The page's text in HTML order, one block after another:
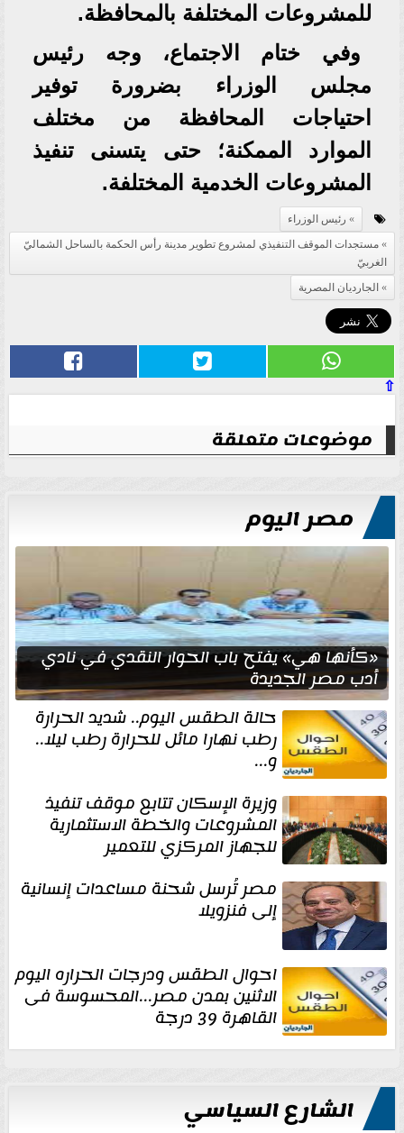
للمشروعات المختلفة بالمحافظة.
وفي ختام الاجتماع، وجه رئيس
مجلس الوزراء بضرورة توفير
احتياجات المحافظة من مختلف
الموارد الممكنة؛ حتى يتسنى تنفيذ
المشروعات الخدمية المختلفة.
رئيس الوزراء
مستجدات الموقف التنفيذي لمشروع تطوير مدينة رأس الحكمة بالساحل الشماليّ
الغربيّ
الجارديان المصرية
⇧
موضوعات متعلقة
مصر اليوم
«كأنها هي» يفتح باب الحوار النقدي في نادي
أدب مصر الجديدة
حالة الطقس اليوم.. شديد الحرارة
رطب نهارا مائل للحرارة رطب ليلا..
و...
وزيرة الإسكان تتابع موقف تنفيذ
المشروعات والخطة الاستثمارية
للجهاز المركزي للتعمير
مصر تُرسل شحنة مساعدات إنسانية
إلى فنزويلا
احوال الطقس ودرجات الحراره اليوم
الاثنين بمدن مصر...المحسوسة فى
القاهرة 39 درجة
الشارع السياسي